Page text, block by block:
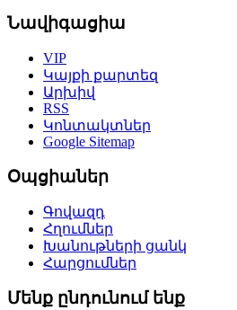
Նավիգացիա
VIP
Կայքի քարտեզ
Արխիվ
RSS
Կոնտակտներ
Google Sitemap
Օպցիաներ
Գովազդ
Հղումներ
Խանութների ցանկ
Հարցումներ
Մենք ընդունում ենք